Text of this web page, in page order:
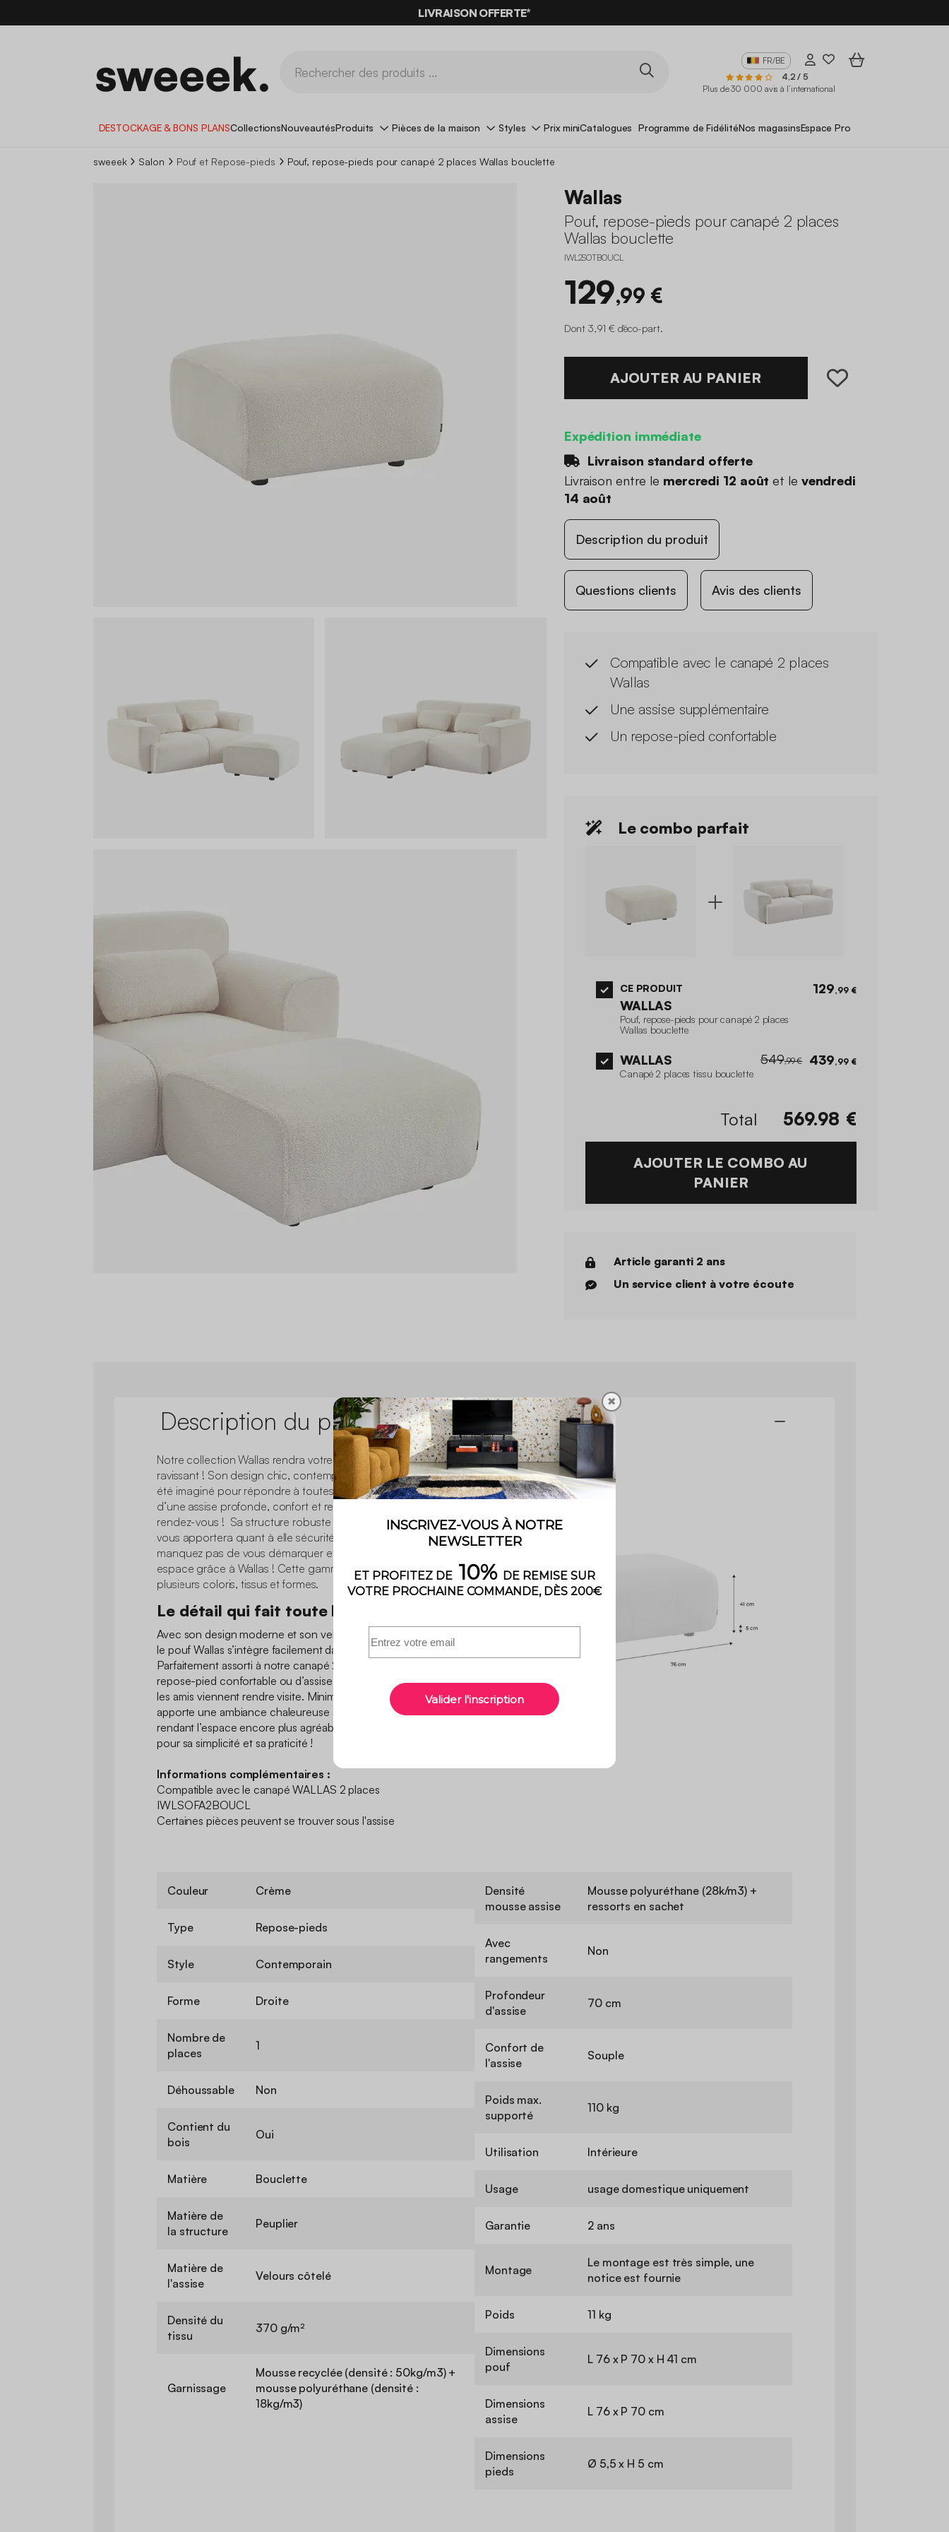
BONS PLANS* AVEC LECODE SUMMER10
LIVRAISON OFFERTE*
FR/BE
4,2 / 5
Plus de 30 000 avis à l’international
DESTOCKAGE & BONS PLANSCollectionsNouveautésProduits Pièces de la maison Styles Prix miniCatalogues Programme de FidélitéNos magasinsEspace Pro
sweeek Salon Pouf et Repose-pieds Pouf, repose-pieds pour canapé 2 places Wallas bouclette
Wallas
Pouf, repose-pieds pour canapé 2 places
Wallas bouclette
IWL2SOTBOUCL
129,99 €
Dont 3,91 € d'éco-part.
AJOUTER AU PANIER
Expédition immédiate
Livraison standard offerte
Livraison entre le mercredi 12 août et le vendredi
14 août
Description du produit
Questions clients Avis des clients
Compatible avec le canapé 2 places
Wallas
Une assise supplémentaire
Un repose-pied confortable
Le combo parfait
CE PRODUIT
WALLAS
Pouf, repose-pieds pour canapé 2 places
Wallas bouclette
129,99 €
WALLAS
Canapé 2 places tissu bouclette
549,99 € 439,99 €
Total 569.98 €
AJOUTER LE COMBO AU
PANIER
Article garanti 2 ans
Un service client à votre écoute
Description du produit
Notre collection Wallas rendra votre intérieur élégant et
ravissant ! Son design chic, contemporain et minimaliste a
été imaginé pour répondre à toutes vos attentes. Doté
d’une assise profonde, confort et relaxation seront au
rendez-vous ! Sa structure robuste et solide en peuplier
vous apportera quant à elle sécurité et stabilité. Ne
manquez pas de vous démarquer et d’embellir votre
espace grâce à Wallas ! Cette gamme se décline en
plusieurs coloris, tissus et formes.
Le détail qui fait toute la différence
Avec son design moderne et son velours côtelé ultra doux,
le pouf Wallas s’intègre facilement dans votre salon.
Parfaitement assorti à notre canapé 2 places Wallas, il sert de
repose-pied confortable ou d’assise supplémentaire quand
les amis viennent rendre visite. Minimaliste et élégant, il
apporte une ambiance chaleureuse à votre déco tout en
rendant l’espace encore plus agréable à vivre. On craque
pour sa simplicité et sa praticité !
Informations complémentaires :
Compatible avec le canapé WALLAS 2 places
IWLSOFA2BOUCL
Certaines pièces peuvent se trouver sous l'assise
Couleur Crème
Type Repose-pieds
Style Contemporain
Forme Droite
Nombre de
places
1
Déhoussable Non
Contient du
bois
Oui
Matière Bouclette
Matière de
la structure
Peuplier
Matière de
l'assise
Velours côtelé
Densité du
tissu
370 g/m²
Garnissage
Mousse recyclée (densité : 50kg/m3) +
mousse polyuréthane (densité :
18kg/m3)
Densité
mousse assise
Mousse polyuréthane (28k/m3) +
ressorts en sachet
Avec
rangements
Non
Profondeur
d'assise
70 cm
Confort de
l'assise
Souple
Poids max.
supporté
110 kg
Utilisation Intérieure
Usage usage domestique uniquement
Garantie 2 ans
Montage
Le montage est très simple, une
notice est fournie
Poids 11 kg
Dimensions
pouf
L 76 x P 70 x H 41 cm
Dimensions
assise
L 76 x P 70 cm
Dimensions
pieds
Ø 5,5 x H 5 cm
✖